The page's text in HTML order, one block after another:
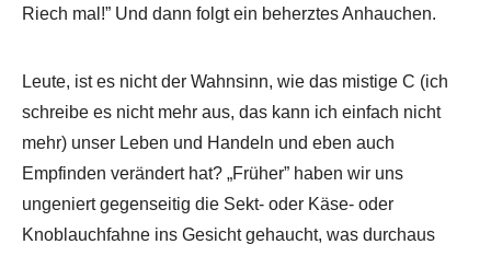
Riech mal!” Und dann folgt ein beherztes Anhauchen.
Leute, ist es nicht der Wahnsinn, wie das mistige C (ich
schreibe es nicht mehr aus, das kann ich einfach nicht
mehr) unser Leben und Handeln und eben auch
Empfinden verändert hat? „Früher” haben wir uns
ungeniert gegenseitig die Sekt- oder Käse- oder
Knoblauchfahne ins Gesicht gehaucht, was durchaus